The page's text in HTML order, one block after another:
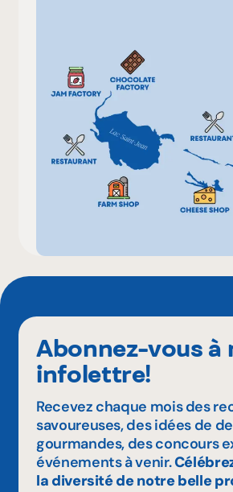
Abonnez-vous à
infolettre!
Recevez chaque mois des
savoureuses, des idées de
gourmandes, des concours
événements à venir.
la diversité de notre belle